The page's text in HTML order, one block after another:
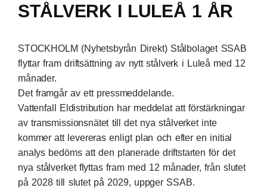
STÅLVERK I LULEÅ 1 ÅR
STOCKHOLM (Nyhetsbyrån Direkt) Stålbolaget SSAB
flyttar fram driftsättning av nytt stålverk i Luleå med 12
månader.
Det framgår av ett pressmeddelande.
Vattenfall Eldistribution har meddelat att förstärkningar
av transmissionsnätet till det nya stålverket inte
kommer att levereras enligt plan och efter en initial
analys bedöms att den planerade driftstarten för det
nya stålverket flyttas fram med 12 månader, från slutet
på 2028 till slutet på 2029, uppger SSAB.